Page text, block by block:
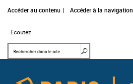
Accéder au contenu Accéder à la navigation
Ecoutez
Mots clés